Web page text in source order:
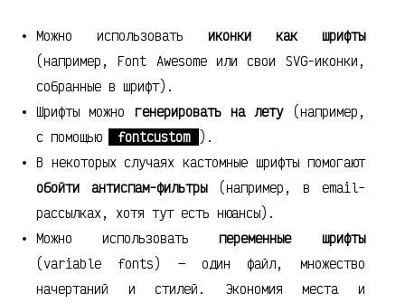
Можно использовать иконки как шрифты
(например, Font Awesome или свои SVG-иконки,
собранные в шрифт).
Шрифты можно генерировать на лету(например,
с помощью
fontcustom
).
В некоторых случаях кастомные шрифты помогают
обойти антиспам-фильтры(например, в email-
рассылках, хотя тут есть нюансы).
Можно использоватьпеременные шрифты
(variable fonts) — один файл, множество
начертаний и стилей. Экономия места и